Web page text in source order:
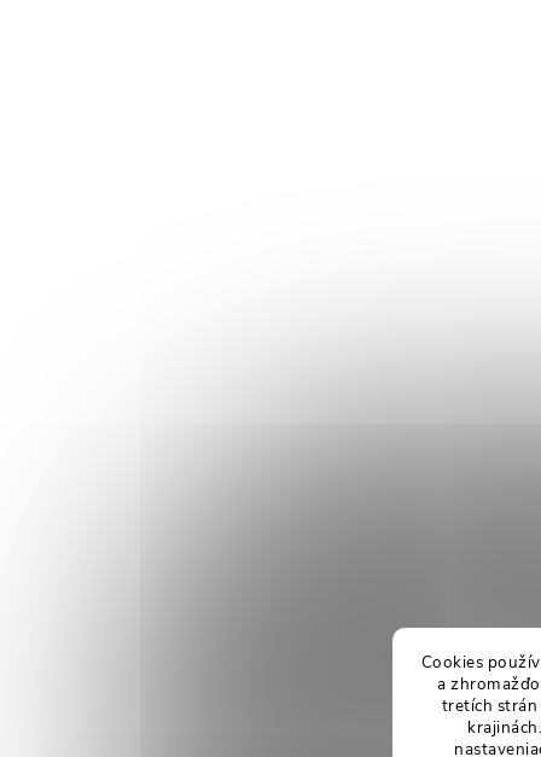
Cookies
a
tretích strán